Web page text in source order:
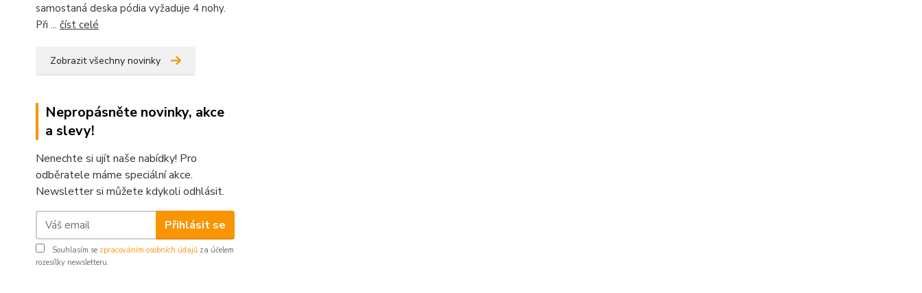
samostaná deska pódia vyžaduje 4 nohy.
Při ... číst celé
Zobrazit všechny novinky
Nepropásněte novinky, akce
a slevy!
Nenechte si ujít naše nabídky! Pro
odběratele máme speciální akce.
Newsletter si můžete kdykoli odhlásit.
Přihlásit se
Souhlasím se zpracováním osobních údajů za účelem
rozesílky newsletteru.